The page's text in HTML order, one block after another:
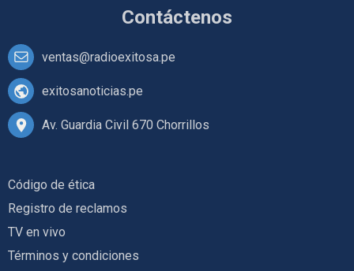
Contáctenos
ventas@radioexitosa.pe
exitosanoticias.pe
Av. Guardia Civil 670 Chorrillos
Código de ética
Registro de reclamos
TV en vivo
Términos y condiciones